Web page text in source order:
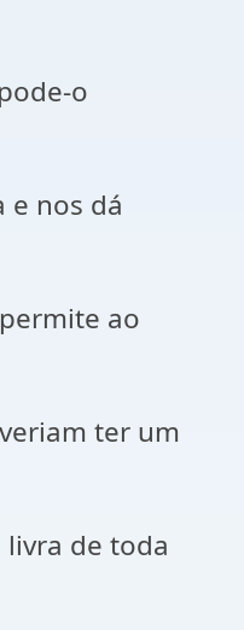
o
e nos dá
ao
ter um
livra de toda